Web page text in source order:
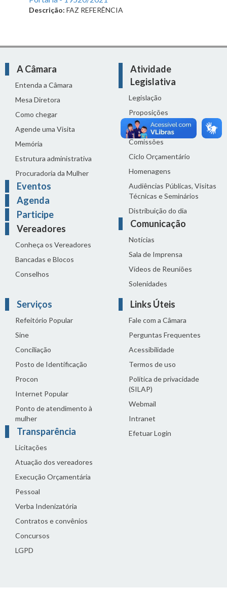
Descrição: FAZ REFERÊNCIA
A Câmara
Entenda a Câmara
Mesa Diretora
Como chegar
Agende uma Visita
Memória
Estrutura administrativa
Procuradoria da Mulher
Eventos
Agenda
Participe
Vereadores
Conheça os Vereadores
Bancadas e Blocos
Conselhos
Atividade
Legislativa
Legislação
Proposições
Reuniões
Comissões
Ciclo Orçamentário
Homenagens
Audiências Públicas, Visitas
Técnicas e Seminários
Distribuição do dia
Comunicação
Notícias
Sala de Imprensa
Vídeos de Reuniões
Solenidades
Serviços
Refeitório Popular
Sine
Conciliação
Posto de Identificação
Procon
Internet Popular
Ponto de atendimento à
mulher
Transparência
Licitações
Atuação dos vereadores
Execução Orçamentária
Pessoal
Verba Indenizatória
Contratos e convênios
Concursos
LGPD
Links Úteis
Fale com a Câmara
Perguntas Frequentes
Acessibilidade
Termos de uso
Política de privacidade
(SILAP)
Webmail
Intranet
Efetuar Login